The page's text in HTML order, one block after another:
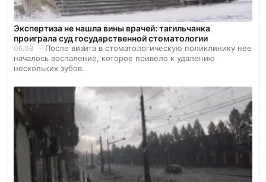
Экспертиза не нашла вины врачей: тагильчанка
проиграла суд государственной стоматологии
06.08
После визита в стоматологическую поликлинику нее
началось воспаление, которое привело к удалению
нескольких зубов.